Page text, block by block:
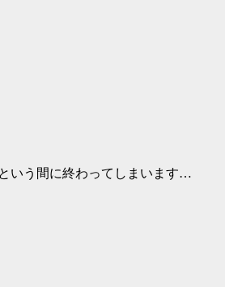
いう間に終わってしまいます…